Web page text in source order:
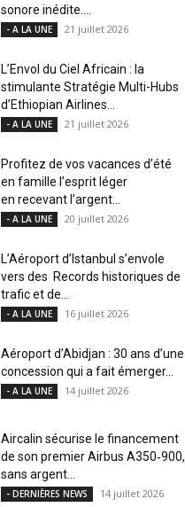
sonore inédite....
- A LA UNE 21 juillet 2026
L’Envol du Ciel Africain : la
stimulante Stratégie Multi-Hubs
d’Ethiopian Airlines...
- A LA UNE 21 juillet 2026
Profitez de vos vacances d’été
en famille l’esprit léger
en recevant l’argent...
- A LA UNE 20 juillet 2026
L’Aéroport d’Istanbul s’envole
vers des Records historiques de
trafic et de...
- A LA UNE 16 juillet 2026
Aéroport d’Abidjan : 30 ans d’une
concession qui a fait émerger...
- A LA UNE 14 juillet 2026
Aircalin sécurise le financement
de son premier Airbus A350‑900,
sans argent...
- DERNIÈRES NEWS 14 juillet 2026